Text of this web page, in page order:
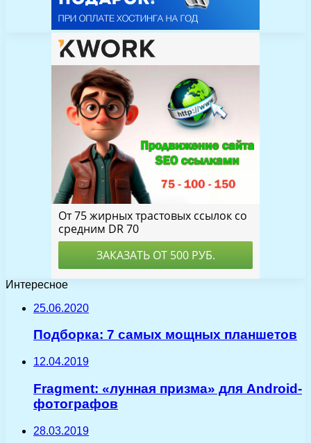
Интересное
25.06.2020
Подборка: 7 самых мощных планшетов
12.04.2019
Fragment: «лунная призма» для Android-
фотографов
28.03.2019